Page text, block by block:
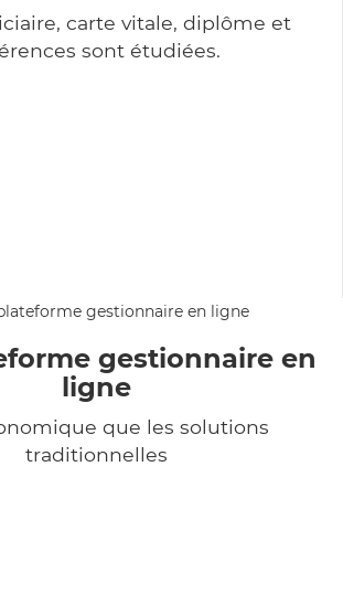
carte vitale, diplôme et
sont étudiées.
gestionnaire en
ligne
que les solutions
traditionnelles